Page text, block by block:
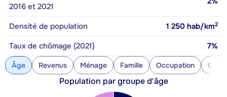
2016 et 2021
Densité de population 1 250 hab/km2
Taux de chômage (2021) 7%
Âge Revenus Ménage Famille Occupation
Population par groupe d'âge